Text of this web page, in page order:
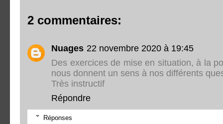
2 commentaires:
Nuages 22 novembre 2020 à 19:45
Des exercices de mise en situation, à la
nous donnent un sens à nos différents
Très instructif
Répondre
Réponses